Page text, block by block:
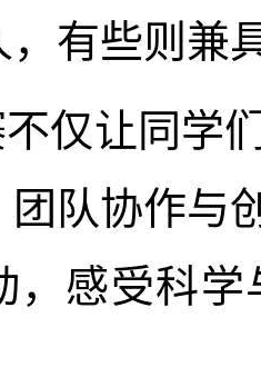
，有些则兼
仅让同学
团队协作与
，感受科